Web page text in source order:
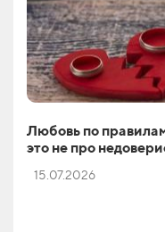
Любовь по
это не про
15.07.2026